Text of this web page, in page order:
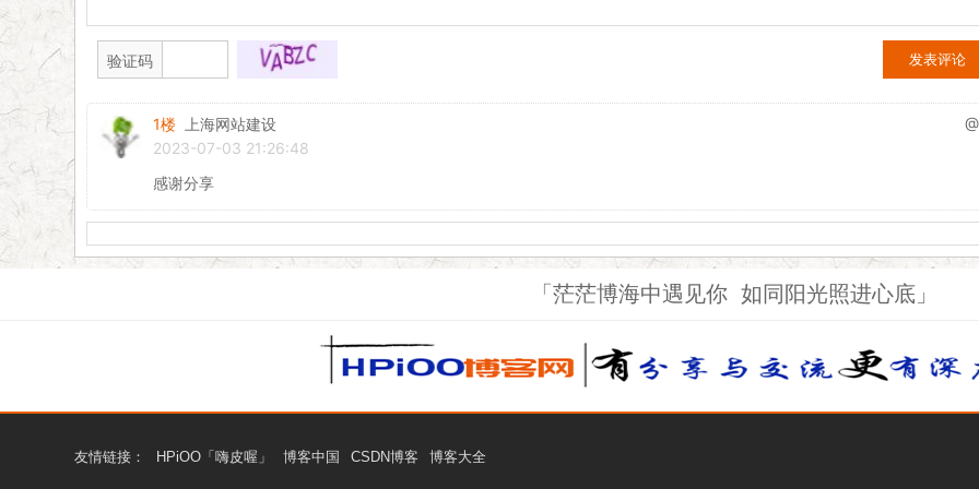
验证码
1楼 上海网站建设
2023-07-03 21:26:48
感谢分享
「茫茫博海中遇见你 如同阳光照进心底」
友情链接： HPiOO「嗨皮喔」 博客中国 CSDN博客 博客大全